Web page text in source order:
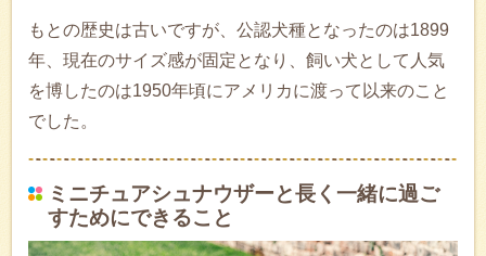
もとの歴史は古いですが、公認犬種となったのは1899
年、現在のサイズ感が固定となり、飼い犬として人気
を博したのは1950年頃にアメリカに渡って以来のこと
でした。
ミニチュアシュナウザーと長く一緒に過ご
すためにできること